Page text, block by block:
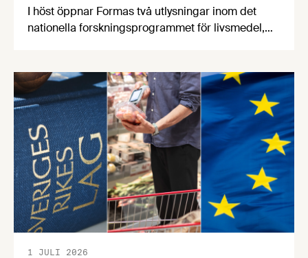
I höst öppnar Formas två utlysningar inom det
nationella forskningsprogrammet för livsmedel,
en motståndskraftig livsmedelsförsörjning", och
båda syftar till att bana väg för innovationer som
stärker Sveriges livsmedelsförsörjning.
1 JULI 2026